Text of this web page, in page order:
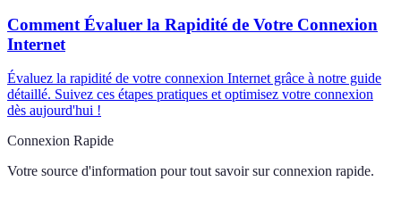
Comment Évaluer la Rapidité de Votre Connexion
Internet
Évaluez la rapidité de votre connexion Internet grâce à notre guide
détaillé. Suivez ces étapes pratiques et optimisez votre connexion
dès aujourd'hui !
Connexion Rapide
Votre source d'information pour tout savoir sur connexion rapide.